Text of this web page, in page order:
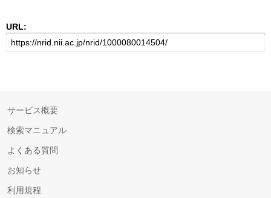
URL:
サービス概要
検索マニュアル
よくある質問
お知らせ
利用規程